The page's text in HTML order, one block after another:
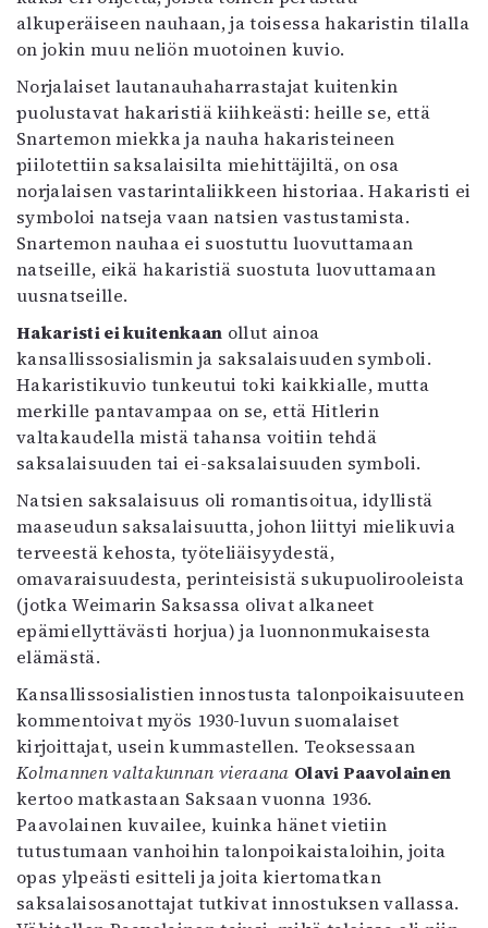
alkuperäiseen nauhaan, ja toisessa hakaristin tilalla
on jokin muu neliön muotoinen kuvio.
Norjalaiset lautanauhaharrastajat kuitenkin
puolustavat hakaristiä kiihkeästi: heille se, että
Snartemon miekka ja nauha hakaristeineen
piilotettiin saksalaisilta miehittäjiltä, on osa
norjalaisen vastarintaliikkeen historiaa. Hakaristi ei
symboloi natseja vaan natsien vastustamista.
Snartemon nauhaa ei suostuttu luovuttamaan
natseille, eikä hakaristiä suostuta luovuttamaan
uusnatseille.
Hakaristi ei kuitenkaan ollut ainoa
kansallissosialismin ja saksalaisuuden symboli.
Hakaristikuvio tunkeutui toki kaikkialle, mutta
merkille pantavampaa on se, että Hitlerin
valtakaudella mistä tahansa voitiin tehdä
saksalaisuuden tai ei-saksalaisuuden symboli.
Natsien saksalaisuus oli romantisoitua, idyllistä
maaseudun saksalaisuutta, johon liittyi mielikuvia
terveestä kehosta, työteliäisyydestä,
omavaraisuudesta, perinteisistä sukupuolirooleista
(jotka Weimarin Saksassa olivat alkaneet
epämiellyttävästi horjua) ja luonnonmukaisesta
elämästä.
Kansallissosialistien innostusta talonpoikaisuuteen
kommentoivat myös 1930-luvun suomalaiset
kirjoittajat, usein kummastellen. Teoksessaan
Kolmannen valtakunnan vieraana Olavi Paavolainen
kertoo matkastaan Saksaan vuonna 1936.
Paavolainen kuvailee, kuinka hänet vietiin
tutustumaan vanhoihin talonpoikaistaloihin, joita
opas ylpeästi esitteli ja joita kiertomatkan
saksalaisosanottajat tutkivat innostuksen vallassa.